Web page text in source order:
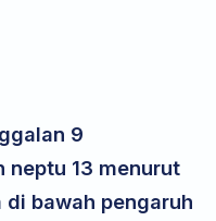
9
neptu 13 menurut
bawah pengaruh